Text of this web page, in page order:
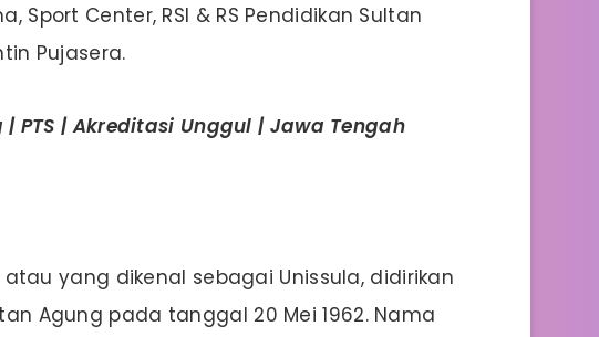
Sport Center, RSI & RS Pendidikan Sultan
Pujasera.
PTS | Akreditasi Unggul | Jawa Tengah
yang dikenal sebagai Unissula, didirikan
Agung pada tanggal 20 Mei 1962. Nama